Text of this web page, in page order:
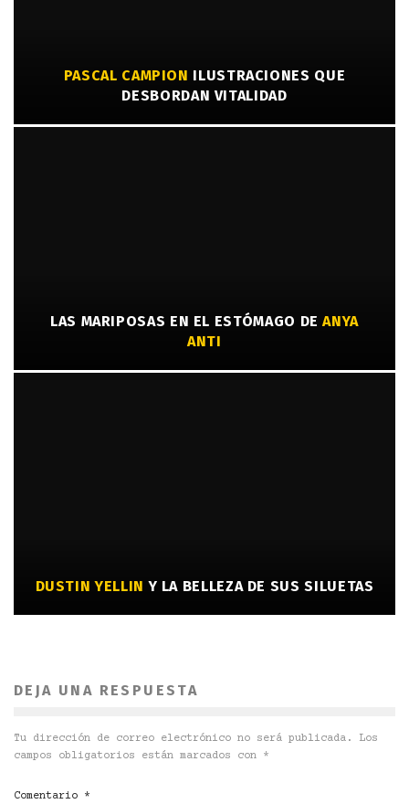
PASCAL CAMPION ILUSTRACIONES QUE
DESBORDAN VITALIDAD
LAS MARIPOSAS EN EL ESTÓMAGO DEANYA
ANTI
DUSTIN YELLIN Y LA BELLEZA DE SUS SILUETAS
DEJA UNA RESPUESTA
Tu dirección de correo electrónico no será publicada.
Los
campos obligatorios están marcados con *
Comentario *